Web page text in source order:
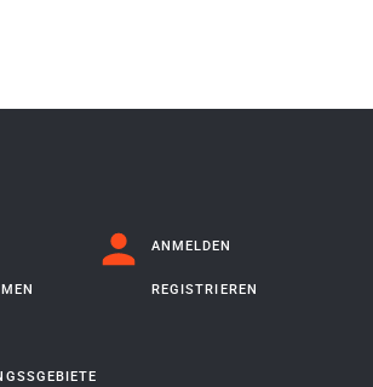
ANMELDEN
REGISTRIEREN